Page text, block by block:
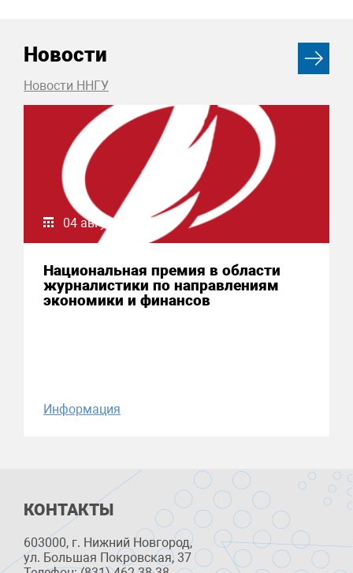
Новости
Новости ННГУ
04 августа 2026
Национальная премия в области
журналистики по направлениям
экономики и финансов
Информация
КОНТАКТЫ
603000, г. Нижний Новгород,
ул. Большая Покровская, 37